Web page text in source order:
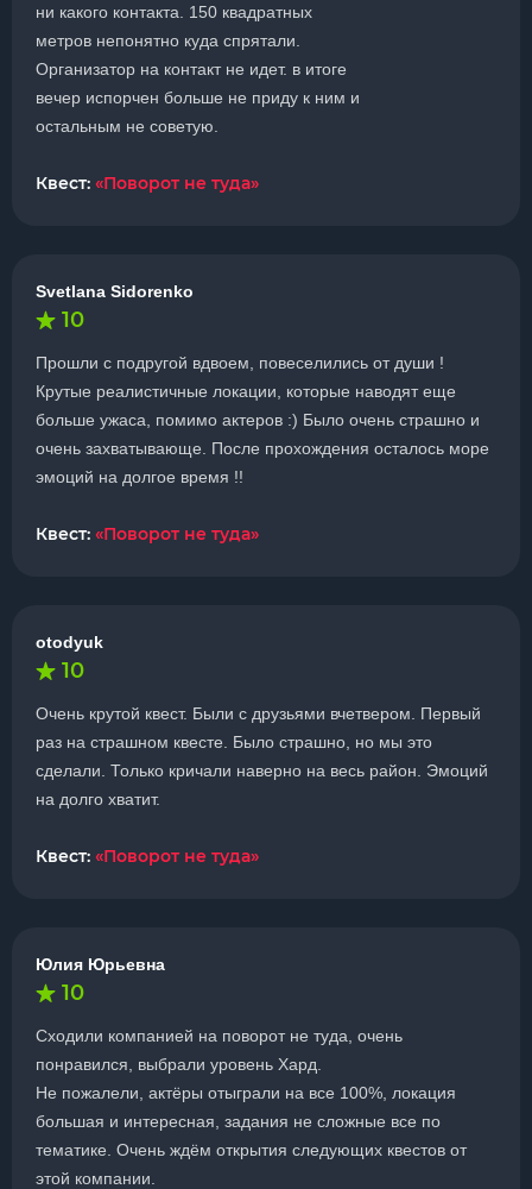
ни какого контакта. 150 квадратных
метров непонятно куда спрятали.
Организатор на контакт не идет. в итоге
вечер испорчен больше не приду к ним и
остальным не советую.
Квест: «Поворот не туда»
Svetlana Sidorenko
10
Прошли с подругой вдвоем, повеселились от души !
Крутые реалистичные локации, которые наводят еще
больше ужаса, помимо актеров :) Было очень страшно и
очень захватывающе. После прохождения осталось море
эмоций на долгое время !!
Квест: «Поворот не туда»
otodyuk
10
Очень крутой квест. Были с друзьями вчетвером. Первый
раз на страшном квесте. Было страшно, но мы это
сделали. Только кричали наверно на весь район. Эмоций
на долго хватит.
Квест: «Поворот не туда»
Юлия Юрьевна
10
Сходили компанией на поворот не туда, очень
понравился, выбрали уровень Хард.
Не пожалели, актёры отыграли на все 100%, локация
большая и интересная, задания не сложные все по
тематике. Очень ждём открытия следующих квестов от
этой компании.